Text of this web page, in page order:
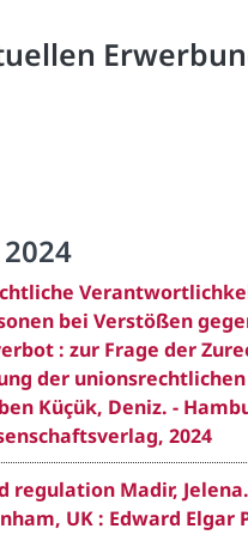
bei Verstößen
: zur Frage der
der unionsrechtlichen
Küçük, Deniz. -
2024
regulation Madir,
UK : Edward Elgar